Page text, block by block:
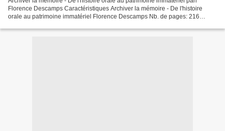
Florence Descamps Caractéristiques Archiver la mémoire - De l'histoire
orale au patrimoine immatériel Florence Descamps Nb. de pages: 216